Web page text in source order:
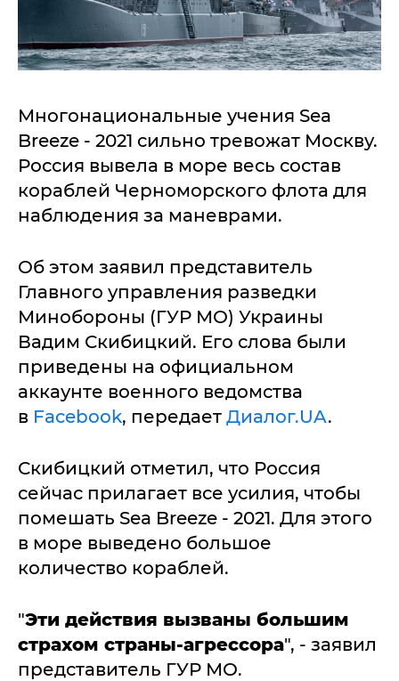
Многонациональные учения Sea
Breeze - 2021 сильно тревожат Москву.
Россия вывела в море весь состав
кораблей Черноморского флота для
наблюдения за маневрами.
Об этом заявил представитель
Главного управления разведки
Минобороны (ГУР МО) Украины
Вадим Скибицкий. Его слова были
приведены на официальном
аккаунте военного ведомства
в Facebook, передает Диалог.UA.
Скибицкий отметил, что Россия
сейчас прилагает все усилия, чтобы
помешать Sea Breeze - 2021. Для этого
в море выведено большое
количество кораблей.
"Эти действия вызваны большим
страхом страны-агрессора", - заявил
представитель ГУР МО.